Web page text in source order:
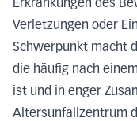
Erkrankungen des
Verletzungen oder
Schwerpunkt macht
die häufig nach
ist und in enger
Altersunfallzentrum